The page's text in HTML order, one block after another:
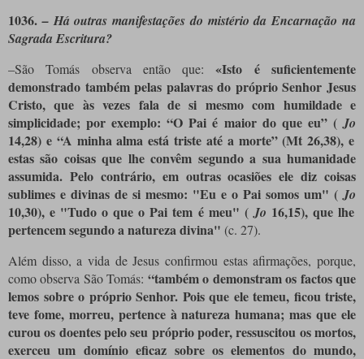
1036.– Há outras manifestações do mistério da Encarnação na
Sagrada Escritura?
–São Tomás observa então que:«Isto é suficientemente
demonstrado também pelas palavras do próprio Senhor Jesus
Cristo, que às vezes fala de si mesmo com humildade e
simplicidade; por exemplo: “O Pai é maior do que eu” (Jo
14,28) e “A minha alma está triste até a morte” (Mt 26,38), e
estas são coisas que lhe convêm segundo a sua humanidade
assumida. Pelo contrário, em outras ocasiões ele diz coisas
sublimes e divinas de si mesmo: "Eu e o Pai somos um" (Jo
10,30), e "Tudo o que o Pai tem é meu" (Jo 16,15), que lhe
pertencem segundo a natureza divina" (c. 27).
Além disso, a vida de Jesus confirmou estas afirmações, porque,
como observa São Tomás: “também o demonstram os factos que
lemos sobre o próprio Senhor. Pois que ele temeu, ficou triste,
teve fome, morreu, pertence à natureza humana; mas que ele
curou os doentes pelo seu próprio poder, ressuscitou os mortos,
exerceu um domínio eficaz sobre os elementos do mundo,